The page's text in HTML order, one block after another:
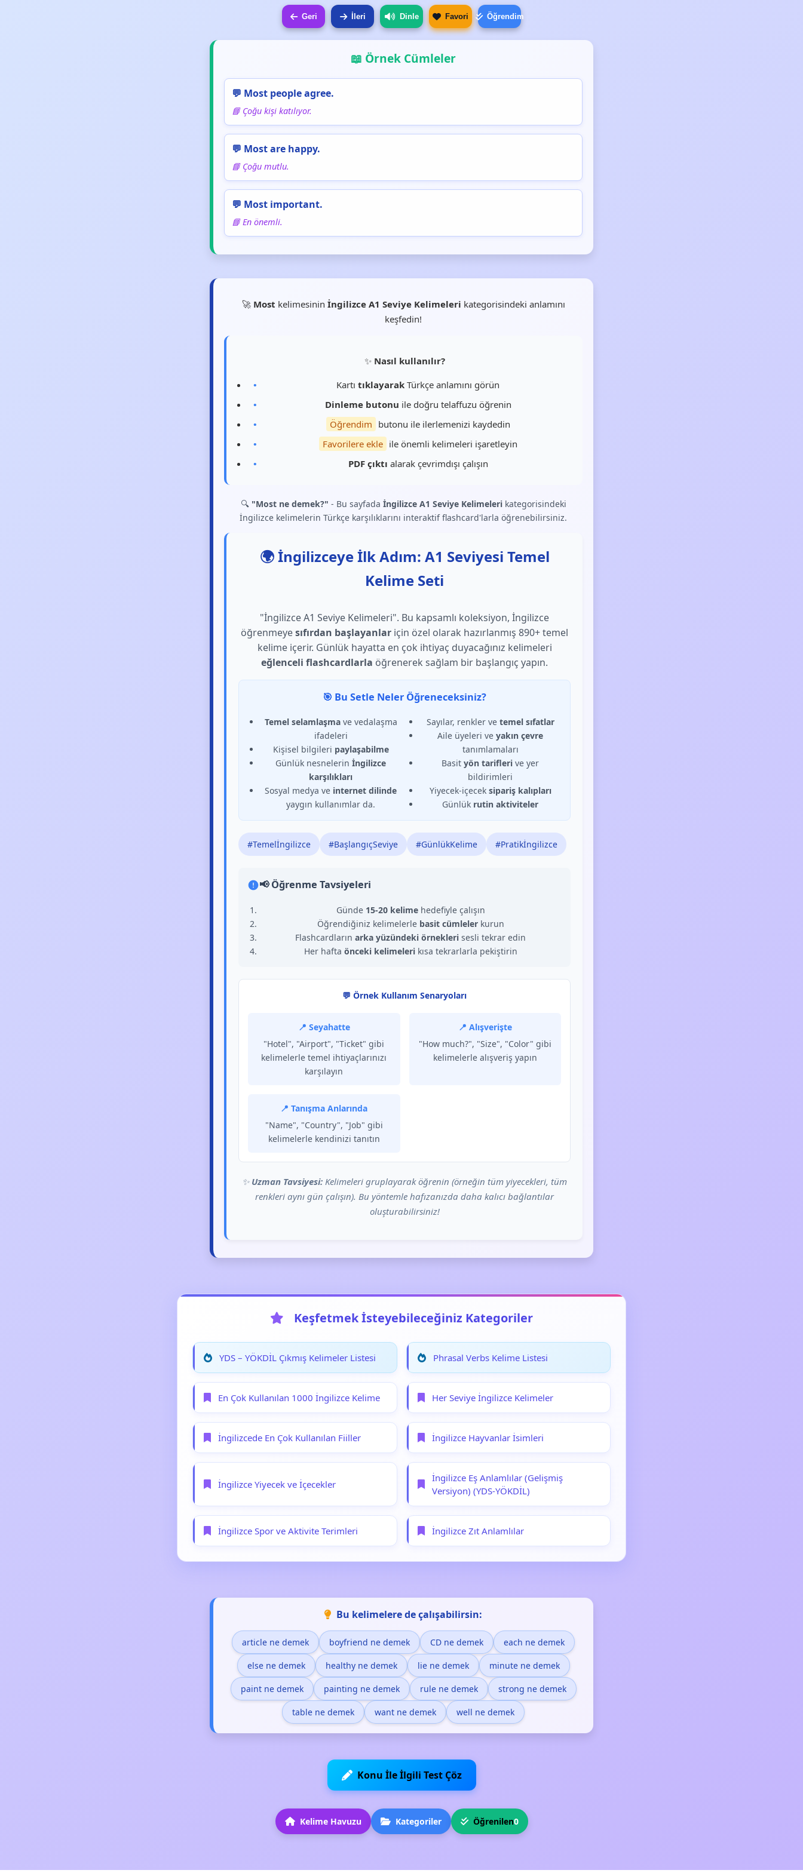
Geri İleri Dinle Favori Öğrendim
📖 Örnek Cümleler
💬 Most people agree.
📘 Çoğu kişi katılıyor.
💬 Most are happy.
📘 Çoğu mutlu.
💬 Most important.
📘 En önemli.
🚀 Most kelimesinin İngilizce A1 Seviye Kelimeleri kategorisindeki anlamını
keşfedin!
✨ Nasıl kullanılır?
Kartı tıklayarak Türkçe anlamını görün
Dinleme butonu ile doğru telaffuzu öğrenin
Öğrendim butonu ile ilerlemenizi kaydedin
Favorilere ekle ile önemli kelimeleri işaretleyin
PDF çıktı alarak çevrimdışı çalışın
🔍 "Most ne demek?" - Bu sayfada İngilizce A1 Seviye Kelimelerikategorisindeki
İngilizce kelimelerin Türkçe karşılıklarını interaktif flashcard'larla öğrenebilirsiniz.
🌍 İngilizceye İlk Adım: A1 Seviyesi Temel
Kelime Seti
"İngilizce A1 Seviye Kelimeleri". Bu kapsamlı koleksiyon, İngilizce
öğrenmeyesıfırdan başlayanlar için özel olarak hazırlanmış 890+ temel
kelime içerir. Günlük hayatta en çok ihtiyaç duyacağınız kelimeleri
eğlenceli flashcardlarla öğrenerek sağlam bir başlangıç yapın.
🎯 Bu Setle Neler Öğreneceksiniz?
Temel selamlaşmave vedalaşma
ifadeleri
Kişisel bilgileri paylaşabilme
Günlük nesnelerin İngilizce
karşılıkları
Sosyal medya ve internet dilinde
yaygın kullanımlar da.
Sayılar, renkler ve temel sıfatlar
Aile üyeleri ve yakın çevre
tanımlamaları
Basit yön tarifleri ve yer
bildirimleri
Yiyecek-içecek sipariş kalıpları
Günlük rutin aktiviteler
#Temelİngilizce #BaşlangıçSeviye #GünlükKelime #Pratikİngilizce
📢 Öğrenme Tavsiyeleri
Günde 15-20 kelimehedefiyle çalışın
Öğrendiğiniz kelimelerle basit cümlelerkurun
Flashcardların arka yüzündeki örnekleri sesli tekrar edin
Her hafta önceki kelimelerikısa tekrarlarla pekiştirin
💬 Örnek Kullanım Senaryoları
📍 Seyahatte
"Hotel", "Airport", "Ticket" gibi
kelimelerle temel ihtiyaçlarınızı
karşılayın
📍 Alışverişte
"How much?", "Size", "Color" gibi
kelimelerle alışveriş yapın
📍 Tanışma Anlarında
"Name", "Country", "Job" gibi
kelimelerle kendinizi tanıtın
✨ Uzman Tavsiyesi: Kelimeleri gruplayarak öğrenin (örneğin tüm yiyecekleri, tüm
renkleri aynı gün çalışın). Bu yöntemle hafızanızda daha kalıcı bağlantılar
oluşturabilirsiniz!
Keşfetmek İsteyebileceğiniz Kategoriler
YDS – YÖKDİL Çıkmış Kelimeler Listesi Phrasal Verbs Kelime Listesi
En Çok Kullanılan 1000 İngilizce Kelime Her Seviye İngilizce Kelimeler
İngilizcede En Çok Kullanılan Fiiller İngilizce Hayvanlar İsimleri
İngilizce Yiyecek ve İçecekler
İngilizce Eş Anlamlılar (Gelişmiş
Versiyon) (YDS-YÖKDİL)
İngilizce Spor ve Aktivite Terimleri İngilizce Zıt Anlamlılar
Bu kelimelere de çalışabilirsin:
article ne demek boyfriend ne demek CD ne demek each ne demek
else ne demek healthy ne demek lie ne demek minute ne demek
paint ne demek painting ne demek rule ne demek strong ne demek
table ne demek want ne demek well ne demek
Konu İle İlgili Test Çöz
Kelime Havuzu Kategoriler Öğrenilen0